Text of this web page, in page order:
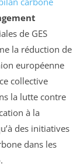
de GES
la réduction de
européenne
collective
la lutte contre
à la
des initiatives
dans les
.